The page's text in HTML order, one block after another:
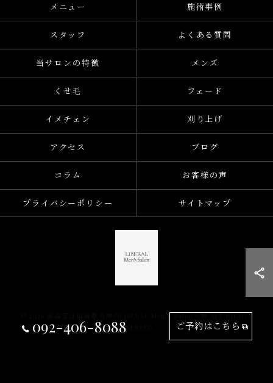
092-406-8088 ご予約はこちら
メニュー 施術事例
スタッフ よくある質問
当サロンの特徴 メンズ
くせ毛 フェード
イメチェン 刈り上げ
アクセス ブログ
コラム お客様の声
プライバシーポリシー サイトマップ
© 2026 美容室は福岡県天神のLIBERAL Men's Salon天神 ALL RIGHTS
RESERVED.